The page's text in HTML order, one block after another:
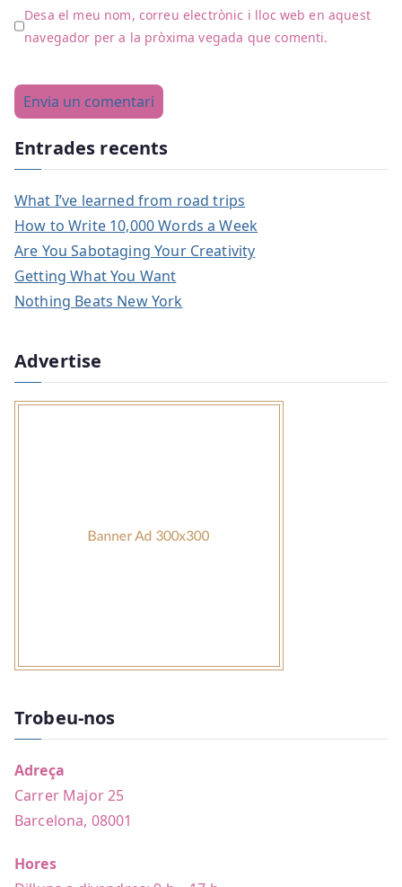
Desa el meu nom, correu electrònic i lloc web en aquest
navegador per a la pròxima vegada que comenti.
Entrades recents
What I’ve learned from road trips
How to Write 10,000 Words a Week
Are You Sabotaging Your Creativity
Getting What You Want
Nothing Beats New York
Advertise
Trobeu-nos
Adreça
Carrer Major 25
Barcelona, 08001
Hores